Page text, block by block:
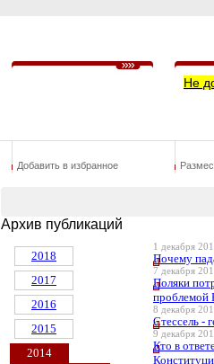
Не
Добавить в избранное
Архив публикаций
2018
2017
2016
2015
2014
1 декабря
Почему
7 декабря
Поляки
проблемой
8 декабря
Стессель -
9 декабря
Кто в